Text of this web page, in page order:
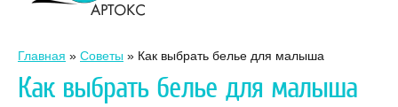
Главная » Советы » Как выбрать белье для малыша
Как выбрать белье для малыша